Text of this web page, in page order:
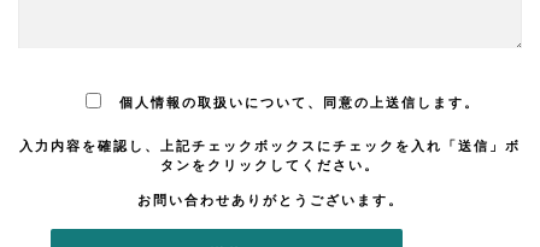
個人情報の取扱いについて、同意の上送信します。
入力内容を確認し、上記チェックボックスにチェックを入れ「送信」ボ
タンをクリックしてください。
お問い合わせありがとうございます。